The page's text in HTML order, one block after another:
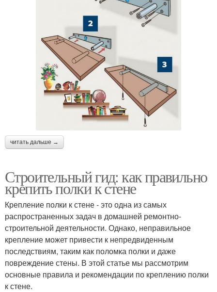
читать дальше →
Строительный гид: как правильно
крепить полки к стене
Крепление полки к стене - это одна из самых
распространенных задач в домашней ремонтно-
строительной деятельности. Однако, неправильное
крепление может привести к непредвиденным
последствиям, таким как поломка полки и даже
повреждение стены. В этой статье мы рассмотрим
основные правила и рекомендации по креплению полки
к стене.